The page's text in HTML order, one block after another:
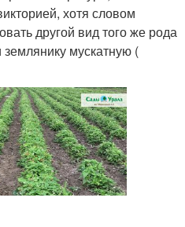
хотя словом
другой вид того же рода
мускатную (